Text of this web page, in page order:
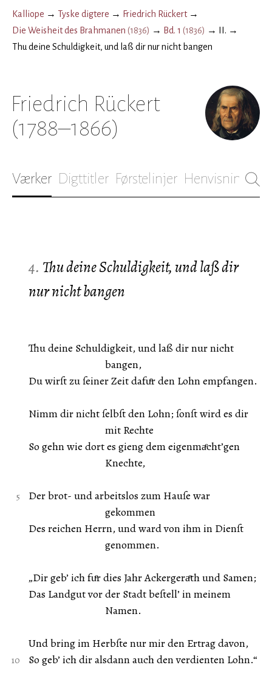
Kalliope → Tyske digtere → Friedrich Rückert→
Die Weisheit des Brahmanen (1836) → Bd. 1 (1836) → II. →
Thu deine Schuldigkeit, und laß dir nur nicht bangen
Friedrich Rückert
(1788–1866)
Værker Digttitler Førstelinjer Henvisninger
4. Thu deine Schuldigkeit, und laß dir
nur nicht bangen
Thu deine Schuldigkeit, und laß dir nur nicht
bangen,
Du wirſt zu ſeiner Zeit dafuͤr den Lohn empfangen.
Nimm dir nicht ſelbſt den Lohn; ſonſt wird es dir
mit Rechte
So gehn wie dort es gieng dem eigenmaͤcht’gen
Knechte,
Der brot- und arbeitslos zum Hauſe war
gekommen
Des reichen Herrn, und ward von ihm in Dienſt
genommen.
„Dir geb’ ich fuͤr dies Jahr Ackergeraͤth und Samen;
Das Landgut vor der Stadt beſtell’ in meinem
Namen.
Und bring im Herbſte nur mir den Ertrag davon,
So geb’ ich dir alsdann auch den verdienten Lohn.“